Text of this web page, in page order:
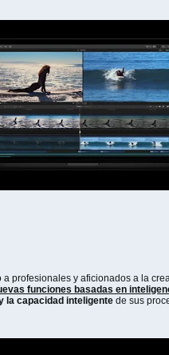
a profesionales y aficionados a la
funciones basadas en
la capacidad inteligente de sus